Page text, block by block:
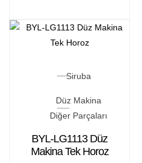
Siruba
Düz Makina
Diğer Parçaları
BYL-LG1113 Düz
Makina Tek Horoz